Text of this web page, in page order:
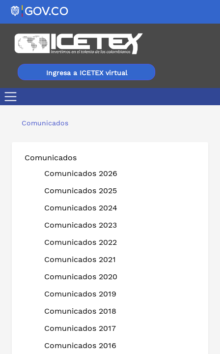
Ingresa a ICETEX virtual
Comunicados
Comunicados
Comunicados 2026
Comunicados 2025
Comunicados 2024
Comunicados 2023
Comunicados 2022
Comunicados 2021
Comunicados 2020
Comunicados 2019
Comunicados 2018
Comunicados 2017
Comunicados 2016